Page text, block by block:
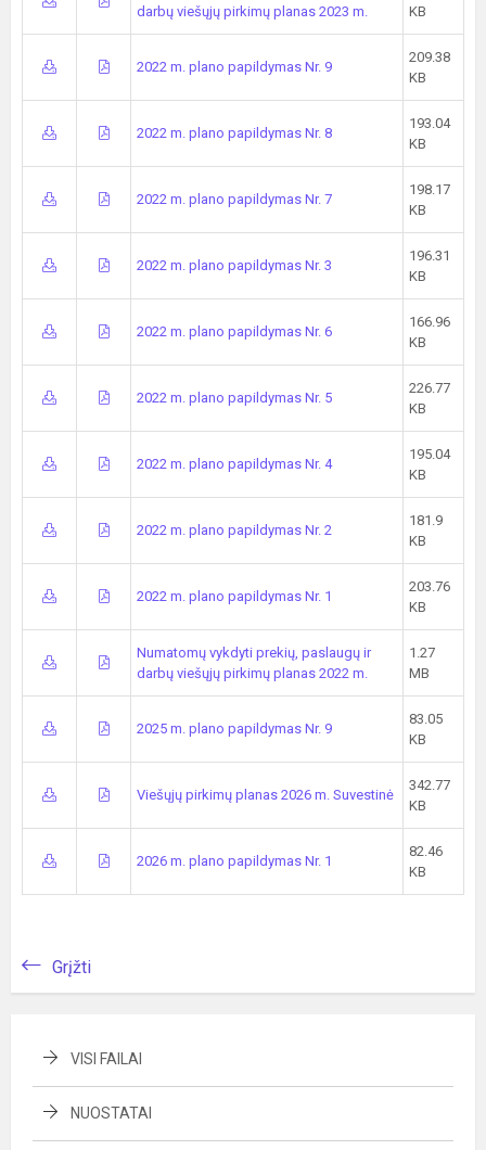
darbų viešųjų pirkimų planas 2023 m.
KB
2022 m. plano papildymas Nr. 9
209.38
KB
2022 m. plano papildymas Nr. 8
193.04
KB
2022 m. plano papildymas Nr. 7
198.17
KB
2022 m. plano papildymas Nr. 3
196.31
KB
2022 m. plano papildymas Nr. 6
166.96
KB
2022 m. plano papildymas Nr. 5
226.77
KB
2022 m. plano papildymas Nr. 4
195.04
KB
2022 m. plano papildymas Nr. 2
181.9
KB
2022 m. plano papildymas Nr. 1
203.76
KB
Numatomų vykdyti prekių, paslaugų ir
darbų viešųjų pirkimų planas 2022 m.
1.27
MB
2025 m. plano papildymas Nr. 9
83.05
KB
Viešųjų pirkimų planas 2026 m. Suvestinė
342.77
KB
2026 m. plano papildymas Nr. 1
82.46
KB
Grįžti
VISI FAILAI
NUOSTATAI